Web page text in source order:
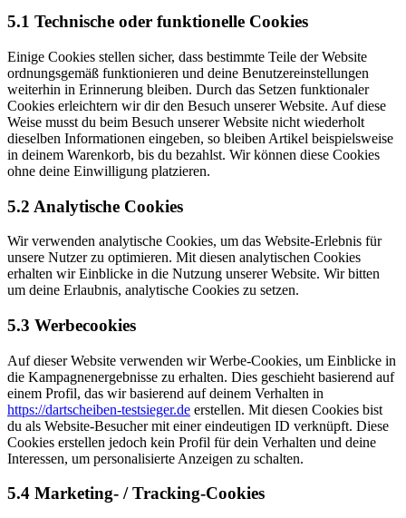
5.1 Technische oder funktionelle Cookies
Einige Cookies stellen sicher, dass bestimmte Teile der Website
ordnungsgemäß funktionieren und deine Benutzereinstellungen
weiterhin in Erinnerung bleiben. Durch das Setzen funktionaler
Cookies erleichtern wir dir den Besuch unserer Website. Auf diese
Weise musst du beim Besuch unserer Website nicht wiederholt
dieselben Informationen eingeben, so bleiben Artikel beispielsweise
in deinem Warenkorb, bis du bezahlst. Wir können diese Cookies
ohne deine Einwilligung platzieren.
5.2 Analytische Cookies
Wir verwenden analytische Cookies, um das Website-Erlebnis für
unsere Nutzer zu optimieren. Mit diesen analytischen Cookies
erhalten wir Einblicke in die Nutzung unserer Website. Wir bitten
um deine Erlaubnis, analytische Cookies zu setzen.
5.3 Werbecookies
Auf dieser Website verwenden wir Werbe-Cookies, um Einblicke in
die Kampagnenergebnisse zu erhalten. Dies geschieht basierend auf
einem Profil, das wir basierend auf deinem Verhalten in
https://dartscheiben-testsieger.de erstellen. Mit diesen Cookies bist
du als Website-Besucher mit einer eindeutigen ID verknüpft. Diese
Cookies erstellen jedoch kein Profil für dein Verhalten und deine
Interessen, um personalisierte Anzeigen zu schalten.
5.4 Marketing- / Tracking-Cookies